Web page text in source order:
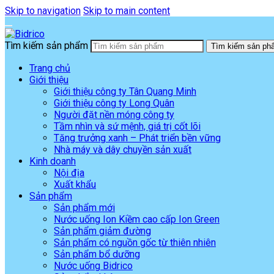
Skip to navigation Skip to main content
Tìm kiếm sản phẩm Tìm kiếm sản
Trang chủ
Giới thiệu
Giới thiệu công ty Tân Quang Minh
Giới thiệu công ty Long Quân
Người đặt nền móng công ty
Tầm nhìn và sứ mệnh, giá trị cốt lõi
Tăng trưởng xanh – Phát triển bền vững
Nhà máy và dây chuyền sản xuất
Kinh doanh
Nội địa
Xuất khẩu
Sản phẩm
Sản phẩm mới
Nước uống Ion Kiềm cao cấp Ion Green
Sản phẩm giảm đường
Sản phẩm có nguồn gốc từ thiên nhiên
Sản phẩm bổ dưỡng
Nước uống Bidrico